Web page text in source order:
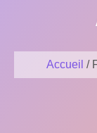
Accueil /